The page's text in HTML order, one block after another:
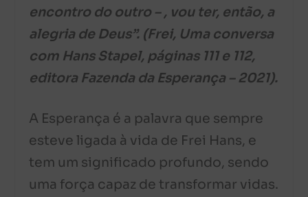
encontro do outro – , vou ter, então, a
alegria de Deus”. (Frei, Uma conversa
com Hans Stapel, páginas 111 e 112,
editora Fazenda da Esperança – 2021).
A Esperança é a palavra que sempre
esteve ligada à vida de Frei Hans, e
tem um significado profundo, sendo
uma força capaz de transformar vidas.